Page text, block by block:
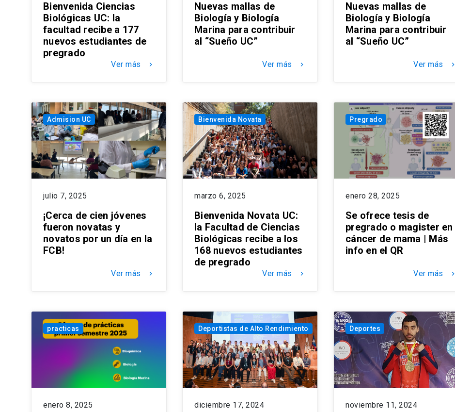
Bienvenida Ciencias
Biológicas UC: la
facultad recibe a 177
nuevos estudiantes de
pregrado
Ver más keyboard_arrow_right
Nuevas mallas de
Biología y Biología
Marina para contribuir
al “Sueño UC”
Ver más keyboard_arrow_right
Nuevas mallas de
Biología y Biología
Marina para contribuir
al “Sueño UC”
Ver más keyboard_arrow_right
Admision UC
julio 7, 2025
¡Cerca de cien jóvenes
fueron novatas y
novatos por un día en la
FCB!
Ver más keyboard_arrow_right
Bienvenida Novata
marzo 6, 2025
Bienvenida Novata UC:
la Facultad de Ciencias
Biológicas recibe a los
168 nuevos estudiantes
de pregrado
Ver más keyboard_arrow_right
Pregrado
enero 28, 2025
Se ofrece tesis de
pregrado o magister en
cáncer de mama | Más
info en el QR
Ver más keyboard_arrow_right
practicas
enero 8, 2025
Deportistas de Alto Rendimiento
diciembre 17, 2024
Deportes
noviembre 11, 2024